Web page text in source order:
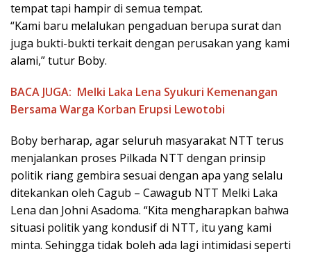
tempat tapi hampir di semua tempat.
“Kami baru melalukan pengaduan berupa surat dan
juga bukti-bukti terkait dengan perusakan yang kami
alami,” tutur Boby.
BACA JUGA: Melki Laka Lena Syukuri Kemenangan
Bersama Warga Korban Erupsi Lewotobi
Boby berharap, agar seluruh masyarakat NTT terus
menjalankan proses Pilkada NTT dengan prinsip
politik riang gembira sesuai dengan apa yang selalu
ditekankan oleh Cagub – Cawagub NTT Melki Laka
Lena dan Johni Asadoma. “Kita mengharapkan bahwa
situasi politik yang kondusif di NTT, itu yang kami
minta. Sehingga tidak boleh ada lagi intimidasi seperti